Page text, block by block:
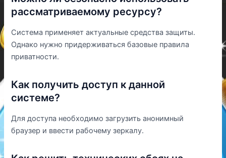
рассматриваемому ресурсу?
Система применяет актуальные средства защиты.
Однако нужно придерживаться базовые правила
приватности.
Как получить доступ к данной
системе?
Для доступа необходимо загрузить анонимный
браузер и ввести рабочему зеркалу.